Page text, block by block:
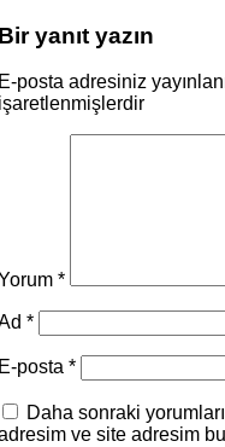
yanıt yazın
posta adresiniz
*
*
posta *
Daha sonraki
ve site adresim